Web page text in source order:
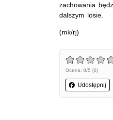
zachowania
dalszym losie.
(mk/rj)
Ocena: 0/5 (0)
Udostępnij